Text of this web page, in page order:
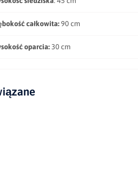
całkowita:90 cm
oparcia: 30 cm